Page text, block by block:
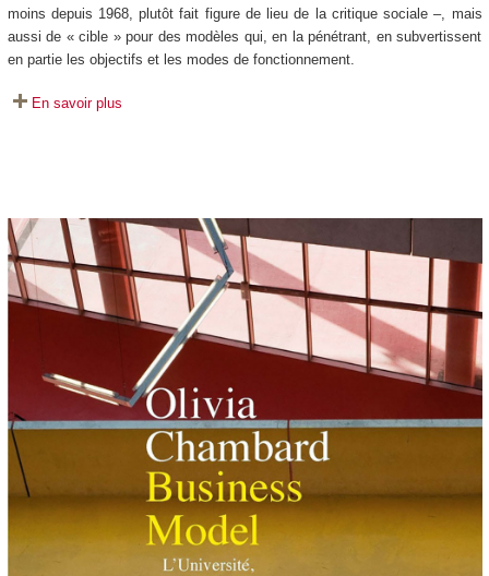
moins depuis 1968, plutôt fait figure de lieu de la critique sociale –, mais
aussi de « cible » pour des modèles qui, en la pénétrant, en subvertissent
en partie les objectifs et les modes de fonctionnement.
En savoir plus